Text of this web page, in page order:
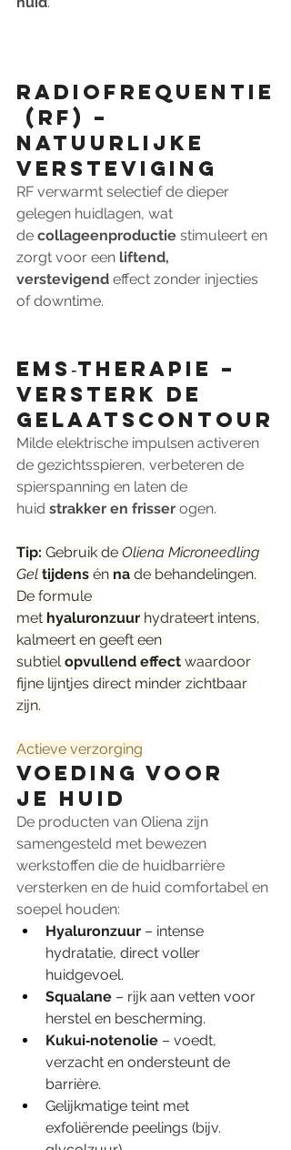
Radiofrequentie
(RF) –
natuurlijke
versteviging
RF verwarmt selectief de dieper
gelegen huidlagen, wat
de collageenproductie stimuleert en
zorgt voor een liftend,
verstevigend effect zonder injecties
of downtime.
EMS‑therapie –
versterk de
gelaatscontour
Milde elektrische impulsen activeren
de gezichtsspieren, verbeteren de
spierspanning en laten de
huid strakker en frisser ogen.
Tip: Gebruik de Oliena Microneedling
Gel tijdens én na de behandelingen.
De formule
met hyaluronzuur hydrateert intens,
kalmeert en geeft een
subtiel opvullend effect waardoor
fijne lijntjes direct minder zichtbaar
zijn.
Actieve verzorging
Voeding voor
je huid
De producten van Oliena zijn
samengesteld met bewezen
werkstoffen die de huidbarrière
versterken en de huid comfortabel en
soepel houden:
Hyaluronzuur – intense
hydratatie, direct voller
huidgevoel.
Squalane – rijk aan vetten voor
herstel en bescherming.
Kukui‑notenolie – voedt,
verzacht en ondersteunt de
barrière.
Gelijkmatige teint met
exfoliërende peelings (bijv.